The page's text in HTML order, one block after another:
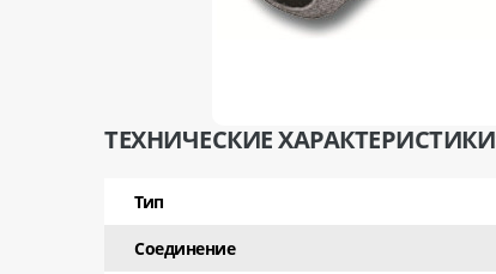
ТЕХНИЧЕСКИЕ ХАРАКТЕРИСТИКИ:
Тип
Соединение